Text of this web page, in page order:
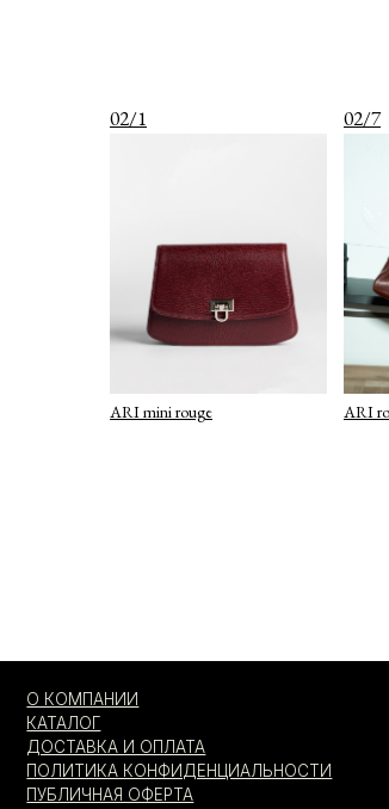
02/1
ARI mini rouge
02/7
ARI